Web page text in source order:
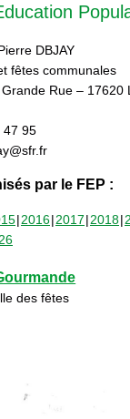
DBJAY
fêtes communales
Rue – 17620
47 95
par le FEP :
2016 2017 2018
des fêtes